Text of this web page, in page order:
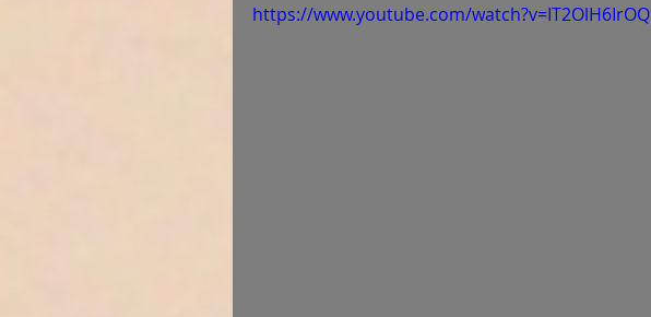
https://www.youtube.com/watch?v=IT2OlH6IrOQ